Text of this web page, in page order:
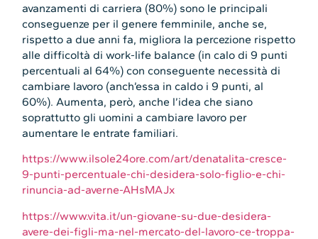
avanzamenti di carriera (80%) sono le principali
conseguenze per il genere femminile, anche se,
rispetto a due anni fa, migliora la percezione rispetto
alle difficoltà di work-life balance (in calo di 9 punti
percentuali al 64%) con conseguente necessità di
cambiare lavoro (anch’essa in caldo i 9 punti, al
60%). Aumenta, però, anche l’idea che siano
soprattutto gli uomini a cambiare lavoro per
aumentare le entrate familiari.
https://www.ilsole24ore.com/art/denatalita-cresce-
9-punti-percentuale-chi-desidera-solo-figlio-e-chi-
rinuncia-ad-averne-AHsMAJx
https://www.vita.it/un-giovane-su-due-desidera-
avere-dei-figli-ma-nel-mercato-del-lavoro-ce-troppa-